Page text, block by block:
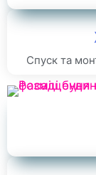
Спуск та